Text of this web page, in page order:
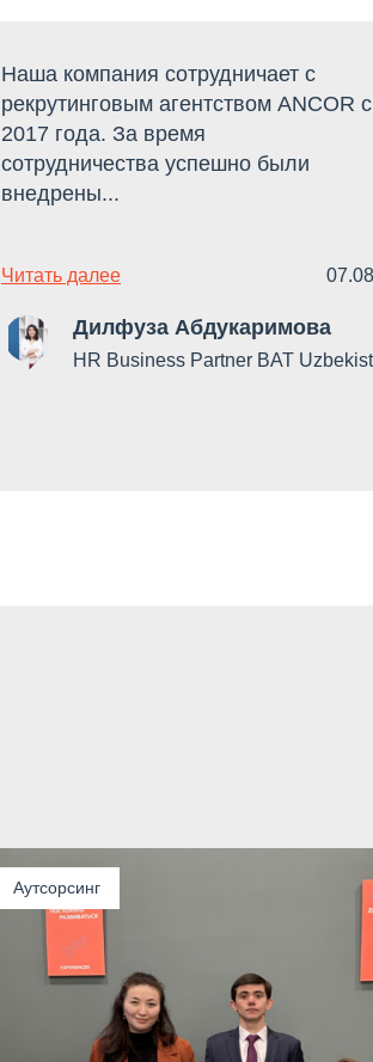
Наша компания сотрудничает с
рекрутинговым агентством ANCOR с
2017 года. За время
сотрудничества успешно были
внедрены...
Читать далее
Дилфуза Абдукаримова
HR Business Partner BAT
Аутсорсинг